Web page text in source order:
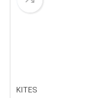
KITES